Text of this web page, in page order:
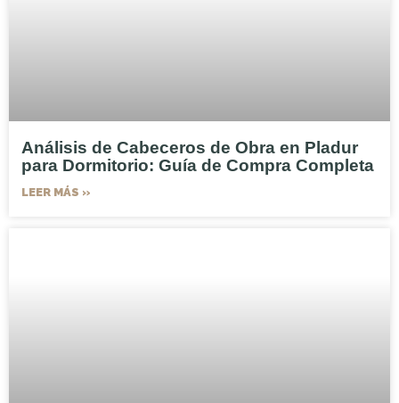
Análisis de Cabeceros de Obra en Pladur
para Dormitorio: Guía de Compra Completa
LEER MÁS »